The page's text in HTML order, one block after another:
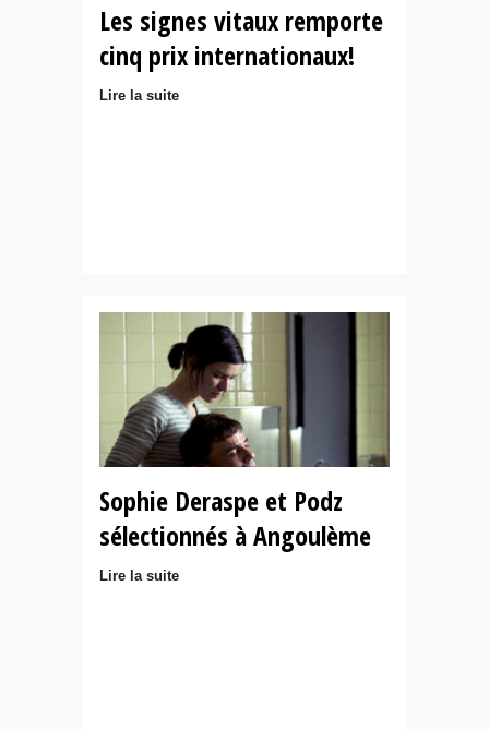
Les signes vitaux remporte
cinq prix internationaux!
Lire la suite
Sophie Deraspe et Podz
sélectionnés à Angoulème
Lire la suite